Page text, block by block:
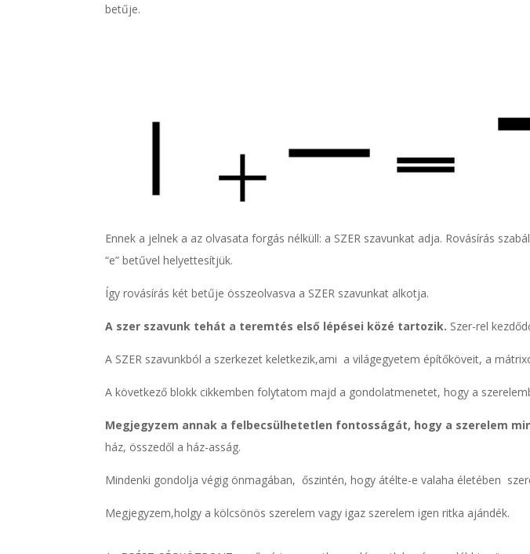
betűje.
Ennek a jelnek a az olvasata forgás nélküll: a SZER szavunkat adja. Rovásírás
“e” betűvel helyettesítjük.
Így rovásírás két betűje összeolvasva a SZER szavunkat alkotja.
A szer szavunk tehát a teremtés első lépései közé tartozik. Szer-rel
A SZER szavunkból a szerkezet keletkezik,ami a világegyetem építőköveit, a
A következő blokk cikkemben folytatom majd a gondolatmenetet, hogy a
Megjegyzem annak a felbecsülhetetlen fontosságát, hogy a szerelem
ház, összedől a ház-asság.
Mindenki gondolja végig önmagában, őszintén, hogy átélte-e valaha életében
Megjegyzem,holgy a kölcsönös szerelem vagy igaz szerelem igen ritka ajándék.